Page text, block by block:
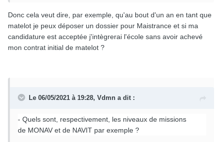
Donc cela veut dire, par exemple, qu'au bout d'un an en tant que
matelot je peux déposer un dossier pour Maistrance et si ma
candidature est acceptée j'intègrerai l'école sans avoir achevé
mon contrat initial de matelot ?
Le 06/05/2021 à 19:28, Vdmn a dit :
- Quels sont, respectivement, les niveaux de missions
de MONAV et de NAVIT par exemple ?